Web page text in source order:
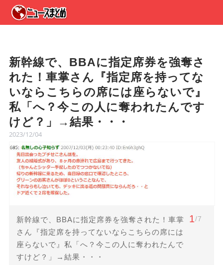
新幹線で、BBAに指定席券を強奪さ
れた！車掌さん『指定席を持ってな
いならこちらの席には座らないで』
私「へ？今この人に奪われたんです
けど？」→結果・・・
2023/12/04
新幹線で、BBAに指定席券を強奪された！車掌
さん『指定席を持ってないならこちらの席には
座らないで』私「へ？今この人に奪われたんで
すけど？」→結果・・・
1/7